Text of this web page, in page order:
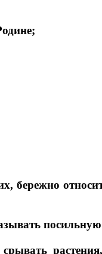
бережно